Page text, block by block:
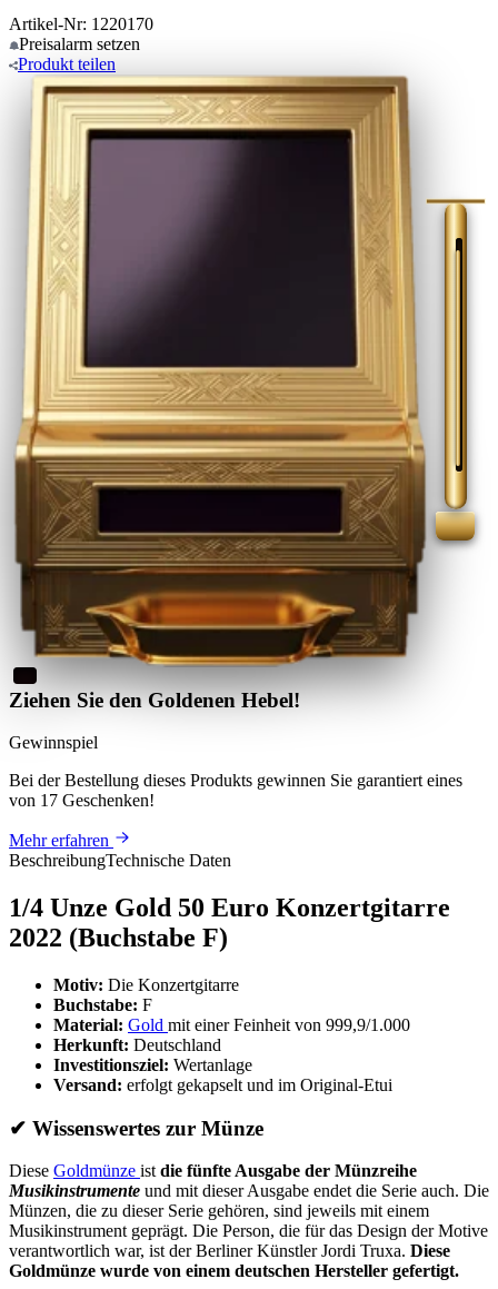
Artikel-Nr: 1220170
Preisalarm setzen
Produkt teilen
Ziehen Sie den Goldenen Hebel!
Gewinnspiel
Bei der Bestellung dieses Produkts gewinnen Sie garantiert eines
von 17 Geschenken!
Mehr erfahren
BeschreibungTechnische Daten
1/4 Unze Gold 50 Euro Konzertgitarre
2022 (Buchstabe F)
Motiv: Die Konzertgitarre
Buchstabe: F
Material: Gold mit einer Feinheit von 999,9/1.000
Herkunft: Deutschland
Investitionsziel: Wertanlage
Versand: erfolgt gekapselt und im Original-Etui
✔ Wissenswertes zur Münze
Diese Goldmünze istdie fünfte Ausgabe der Münzreihe
Musikinstrumente und mit dieser Ausgabe endet die Serie auch. Die
Münzen, die zu dieser Serie gehören, sind jeweils mit einem
Musikinstrument geprägt. Die Person, die für das Design der Motive
verantwortlich war, ist der Berliner Künstler Jordi Truxa. Diese
Goldmünze wurde von einem deutschen Hersteller gefertigt.